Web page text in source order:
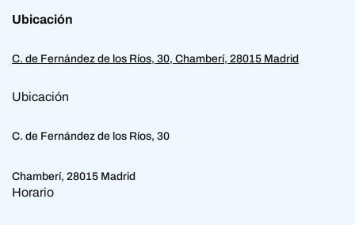
Ubicación
C. de Fernández de los Ríos, 30, Chamberí, 28015 Madrid
Ubicación
C. de Fernández de los Ríos, 30
Chamberí, 28015 Madrid
Horario